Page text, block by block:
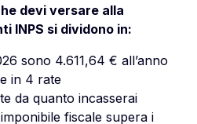
devi versare alla
INPS si dividono in:
sono 4.611,64 € all’anno
in 4 rate
da quanto incasserai
fiscale supera i